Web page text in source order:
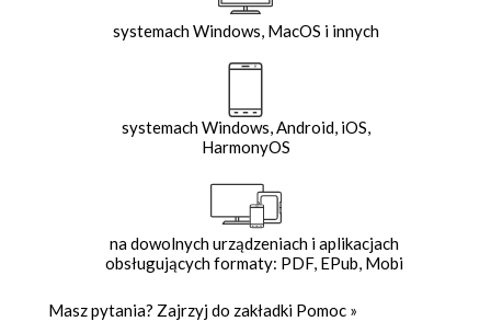
systemach Windows, MacOS i innych
systemach Windows, Android, iOS,
HarmonyOS
na dowolnych urządzeniach i aplikacjach
obsługujących formaty: PDF, EPub, Mobi
Masz pytania? Zajrzyj do zakładki Pomoc »